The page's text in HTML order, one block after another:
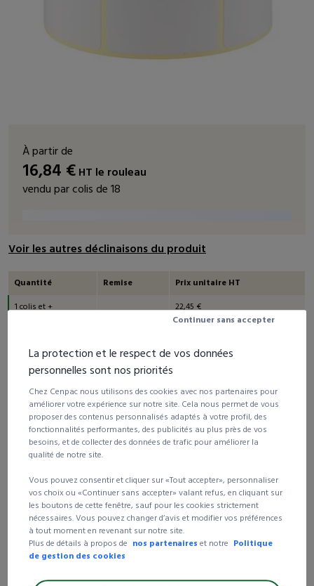
Étiquette "thermique direct" en rouleau -
À partir de
16,84 €HT le rouleau
vendu par colis de 18
Voir les autres déclinaisons du produit
Quantité Remise
Prix unitaire HT
1 colis et +
22,45 €
5 colis et +
-25% 16,84 €
Consulter cette référence page
Livraison 24/72h
Livraison gratuitedès 250 € d’achat HT
services
La protection et le respect de vos données
personnelles sont nos priorités
Chez Cenpac nous utilisons des cookies avec nos partenaires pour
améliorer votre expérience sur notre site. Cela nous permet de vous
proposer des contenus personnalisés adaptés à votre profil, des
fonctionnalités performantes, des publicités au plus près de vos
besoins, et de collecter des données de trafic pour améliorer la
qualité de notre site.
Vous pouvez consentir et cliquer sur «Tout accepter», personnaliser
vos choix ou «Continuer sans accepter» valant refus, en cliquant sur
les boutons de cette fenêtre, sauf pour les cookies strictement
nécessaires. Vous pouvez changer d’avis et modifier vos préférences
à tout moment en revenant sur notre site.
Plus de détails à propos de nos partenaires et notre Politique
de gestion des cookies
Continuer sans accepter